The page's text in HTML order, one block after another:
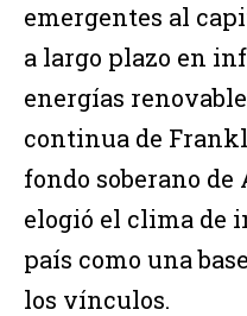
emergentes al
a largo plazo en
energías
continua de
fondo soberano
elogió el clima de
país como una
los vínculos.